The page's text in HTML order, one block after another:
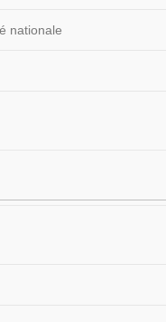
nationale